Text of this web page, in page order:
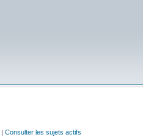
| Consulter les sujets actifs